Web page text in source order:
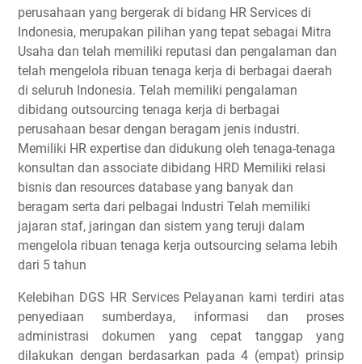
perusahaan yang bergerak di bidang HR Services di
Indonesia, merupakan pilihan yang tepat sebagai Mitra
Usaha dan telah memiliki reputasi dan pengalaman dan
telah mengelola ribuan tenaga kerja di berbagai daerah
di seluruh Indonesia. Telah memiliki pengalaman
dibidang outsourcing tenaga kerja di berbagai
perusahaan besar dengan beragam jenis industri.
Memiliki HR expertise dan didukung oleh tenaga-tenaga
konsultan dan associate dibidang HRD Memiliki relasi
bisnis dan resources database yang banyak dan
beragam serta dari pelbagai Industri Telah memiliki
jajaran staf, jaringan dan sistem yang teruji dalam
mengelola ribuan tenaga kerja outsourcing selama lebih
dari 5 tahun
Kelebihan DGS HR Services Pelayanan kami terdiri atas
penyediaan sumberdaya, informasi dan proses
administrasi dokumen yang cepat tanggap yang
dilakukan dengan berdasarkan pada 4 (empat) prinsip